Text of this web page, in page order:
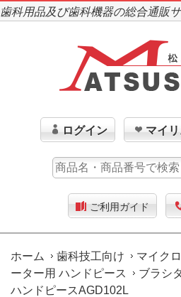
歯科用品及び歯科機器の総合通販
ログイン マイ
ご利用ガイド
ホーム 歯科技工向け マイク
ーター用 ハンドピース
ブラシ
ハンドピースAGD102L